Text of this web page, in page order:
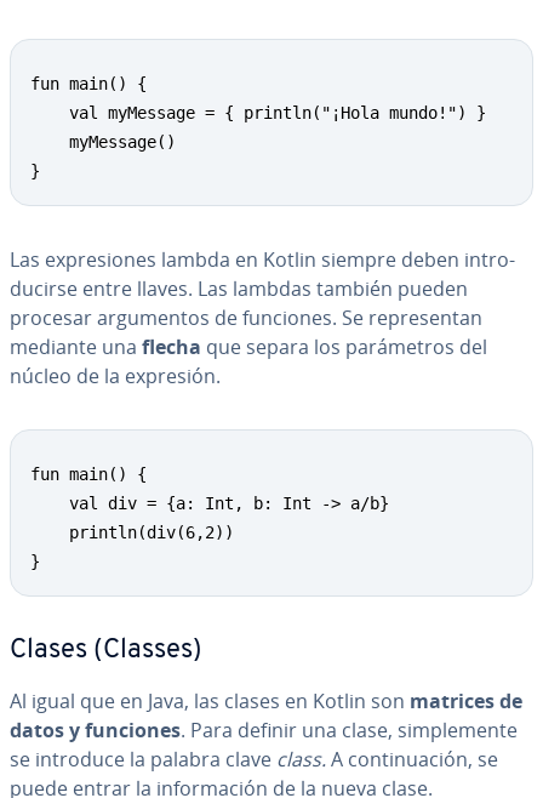
fun main() {
}
Las ex­pre­sio­nes lambda en Kotlin siempre deben in­tro­
du­ci­r­se entre llaves. Las lambdas también pueden
procesar ar­gu­me­n­tos de funciones. Se re­pre­se­n­tan
mediante una flecha que separa los pa­rá­me­tros del
núcleo de la expresión.
fun main() {
    val div = {a: Int, b: Int -> a/b}
    println(div(6,2))
}
Clases (Classes)
Al igual que en Java, las clases en Kotlin son matrices de
datos y funciones. Para definir una clase, si­m­ple­me­n­te
se introduce la palabra clave class.A co­n­ti­nua­ción, se
puede entrar la in­fo­r­ma­ción de la nueva clase.